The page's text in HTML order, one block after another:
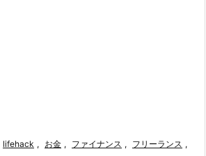
lifehack , お金 , ファイナンス , フリーランス ,